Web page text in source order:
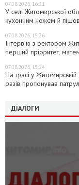
07.08.2026, 16:31
У селі Житомирської
кухонним ножем й
07.08.2026, 15:36
Інтерв’ю з ректором
перший пріоритет,
07.08.2026, 15:24
На трасі у
разів пропонував
ДІАЛОГИ